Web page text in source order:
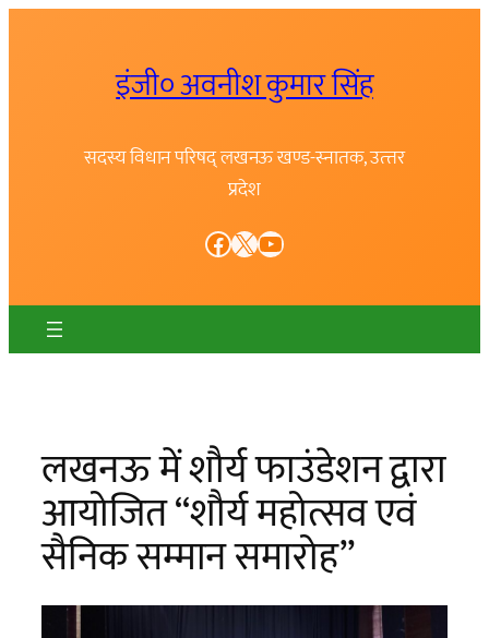
इंजी० अवनीश कुमार सिंह
सदस्य विधान परिषद् लखनऊ खण्ड-स्नातक, उत्त्तर
प्रदेश
Facebook X YouTube
लखनऊ में शौर्य फाउंडेशन द्वारा
आयोजित “शौर्य महोत्सव एवं
सैनिक सम्मान समारोह”